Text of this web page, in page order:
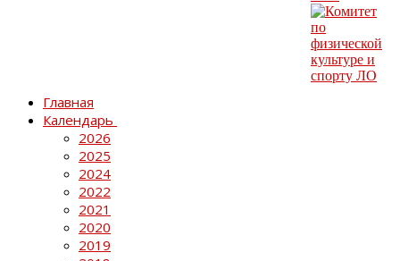
Главная
Календарь
2026
2025
2024
2022
2021
2020
2019